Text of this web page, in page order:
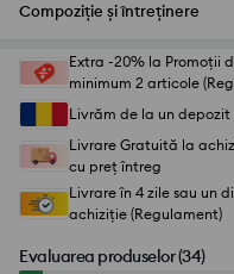
Compoziție și întreținere
Extra -20% la Promoții
minimum 2 articole
Livrăm de la un depozit
Livrare Gratuită la
cu preț întreg
Livrare în 4 zile sau un
achiziție (Regulament)
Evaluarea produselor(34)